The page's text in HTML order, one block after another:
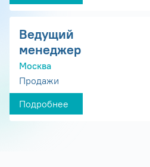
Ведущий
менеджер
Москва
Продажи
Подробнее